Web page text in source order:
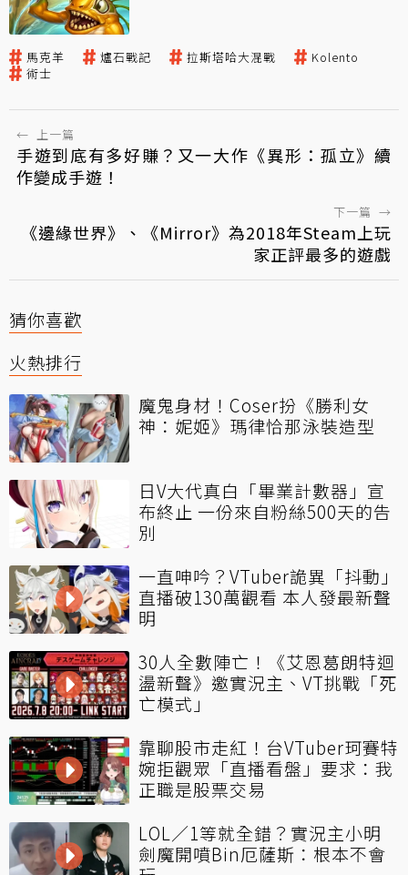
馬克羊 爐石戰記 拉斯塔哈大混戰
Kolento
術士
← 上一篇
手遊到底有多好賺？又一大作《異形：孤立》續
作變成手遊！
下一篇 →
《邊緣世界》、《Mirror》為2018年Steam上玩
家正評最多的遊戲
猜你喜歡
火熱排行
魔鬼身材！Coser扮《勝利女
神：妮姬》瑪律恰那泳裝造型
日V大代真白「畢業計數器」宣
布終止 一份來自粉絲500天的告
別
一直呻吟？VTuber詭異「抖動」
直播破130萬觀看 本人發最新聲
明
30人全數陣亡！《艾恩葛朗特迴
盪新聲》邀實況主、VT挑戰「死
亡模式」
靠聊股市走紅！台VTuber珂賽特
婉拒觀眾「直播看盤」要求：我
正職是股票交易
LOL／1等就全錯？實況主小明
劍魔開噴Bin厄薩斯：根本不會